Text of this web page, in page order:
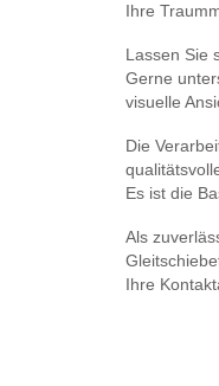
Ihre
Lassen Sie
Gerne
visuelle
Die
Es ist die
Als
Ihre